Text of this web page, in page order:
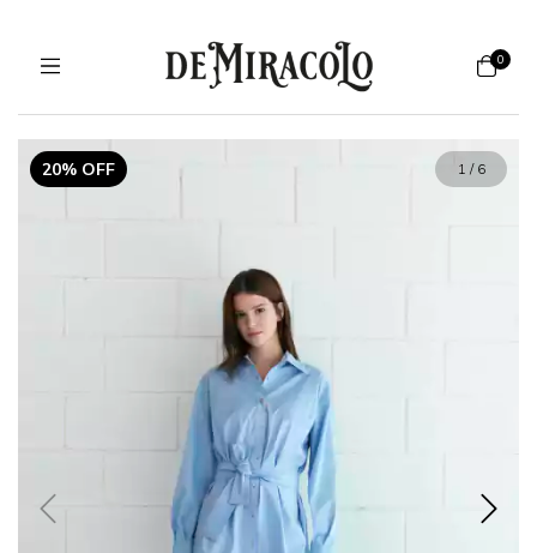
0
20% OFF 1 / 6